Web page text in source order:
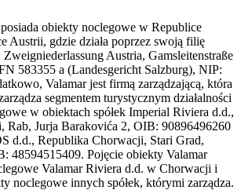
obiekty noclegowe w Republice
Austrii, gdzie działa poprzez swoją filię
Austria, Gamsleitenstraße
583355 a (Landesgericht Salzburg), NIP:
Valamar jest firmą zarządzającą, która
segmentem turystycznym działalności
w obiektach spółek Imperial Riviera d.d.,
Rab, Jurja Barakovića 2, OIB: 90896496260
d.d., Republika Chorwacji, Stari Grad,
48594515409. Pojęcie obiekty Valamar
Valamar Riviera d.d. w Chorwacji i
noclegowe innych spółek, którymi zarządza.